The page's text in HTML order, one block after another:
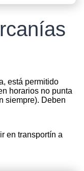
está permitido
horarios no punta
siempre). Deben
en transportín a